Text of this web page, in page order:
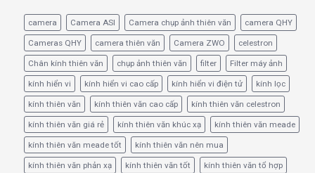
camera Camera ASI Camera chụp ảnh thiên văn camera QHY
Cameras QHY camera thiên văn Camera ZWO celestron
Chân kính thiên văn chụp ảnh thiên văn filter Filter máy ảnh
kính hiển vi kính hiển vi cao cấp kính hiển vi điện tử kính lọc
kính thiên văn kính thiên văn cao cấp kính thiên văn celestron
kính thiên văn giá rẻ kính thiên văn khúc xạ kính thiên văn meade
kính thiên văn meade tốt kính thiên văn nên mua
kính thiên văn phản xạ kính thiên văn tốt kính thiên văn tổ hợp